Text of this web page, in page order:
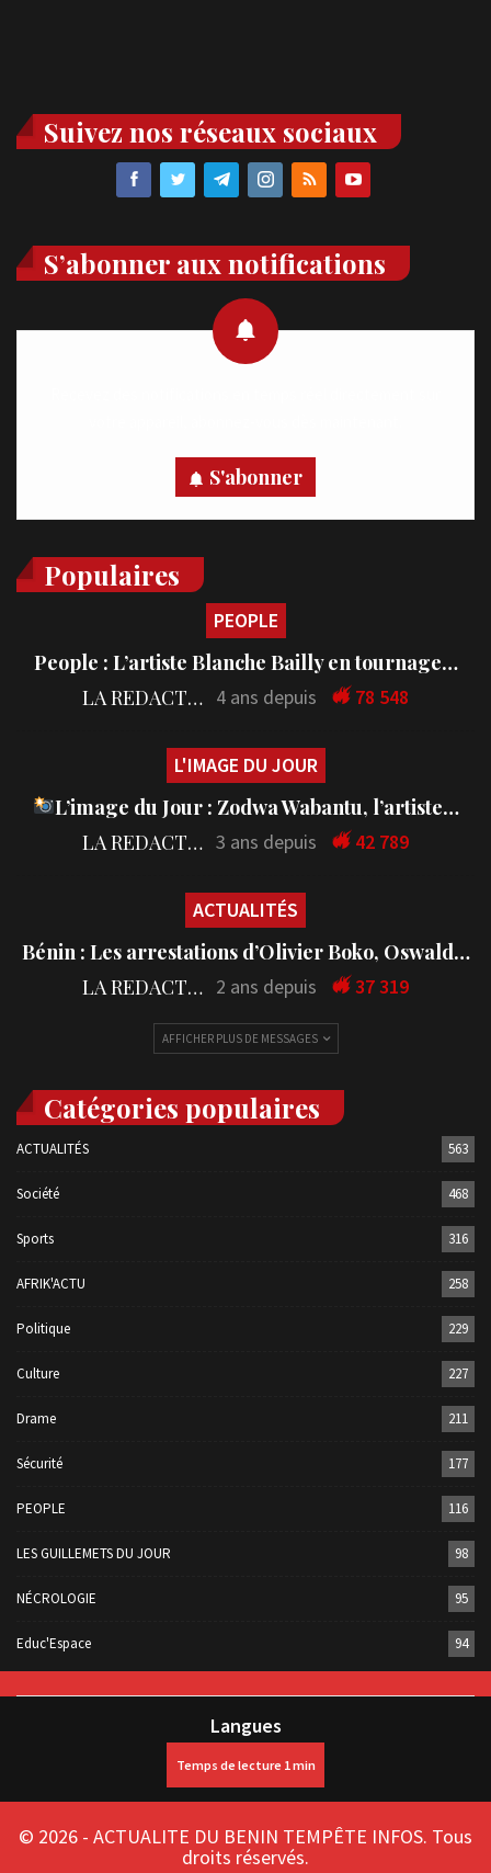
Suivez nos réseaux sociaux
S’abonner aux notifications
S'abonner
Populaires
PEOPLE
People : L’artiste Blanche Bailly en tournage…
LA REDACTION 4 ans depuis 78 548
L'IMAGE DU JOUR
L’image du Jour : Zodwa Wabantu, l’artiste…
LA REDACTION 3 ans depuis 42 789
ACTUALITÉS
Bénin : Les arrestations d’Olivier Boko, Oswald…
LA REDACTION 2 ans depuis 37 319
AFFICHER PLUS DE MESSAGES
Catégories populaires
ACTUALITÉS 563
Société 468
Sports 316
AFRIK'ACTU 258
Politique 229
Culture 227
Drame 211
Sécurité 177
PEOPLE 116
LES GUILLEMETS DU JOUR 98
NÉCROLOGIE 95
Educ'Espace 94
Langues
© 2026 - ACTUALITE DU BENIN TEMPÊTE INFOS. Tous
droits réservés.